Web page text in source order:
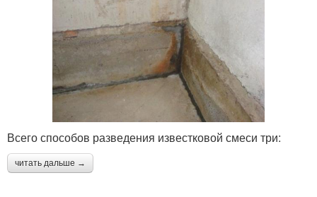
Всего способов разведения известковой смеси три:
читать дальше →